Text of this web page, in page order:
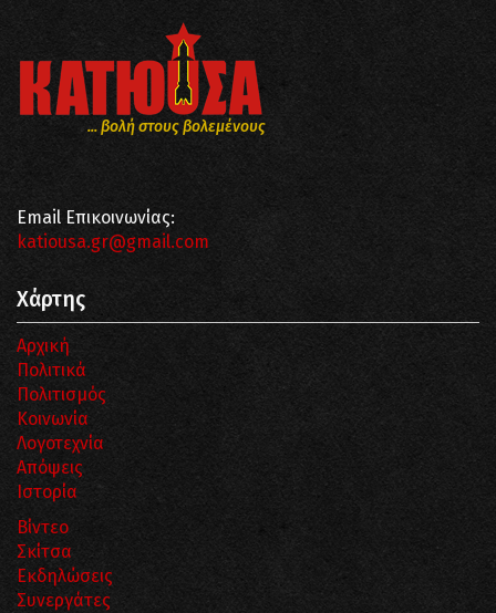
... βολή στους βολεμένους
Email Επικοινωνίας:
katiousa.gr@gmail.com
Χάρτης
Αρχική
Πολιτικά
Πολιτισμός
Κοινωνία
Λογοτεχνία
Απόψεις
Ιστορία
Βίντεο
Σκίτσα
Εκδηλώσεις
Συνεργάτες